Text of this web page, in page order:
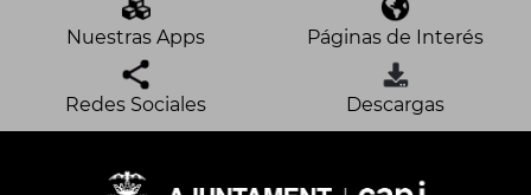
Nuestras Apps Páginas de Interés
Redes Sociales Descargas